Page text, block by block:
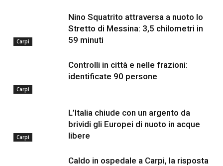
Carpi
Nino Squatrito attraversa a nuoto lo
Stretto di Messina: 3,5 chilometri in
59 minuti
Carpi
Controlli in città e nelle frazioni:
identificate 90 persone
Carpi
L’Italia chiude con un argento da
brividi gli Europei di nuoto in acque
libere
Caldo in ospedale a Carpi, la risposta